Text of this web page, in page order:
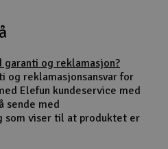
garanti og reklamasjon?
og reklamasjonsansvar for
Elefun kundeservice med
sende med
som viser til at produktet er